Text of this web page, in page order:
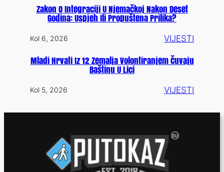
Zakon O Integraciji U Njemačkoj Nakon Deset
Godina: Uspjeh Ili Propuštena Prilika?
Kol 6, 2026 VIJESTI
Mladi Hrvati Iz 12 Zemalja Volontiranjem Čuvaju
Baštinu U Lici
Kol 5, 2026 VIJESTI